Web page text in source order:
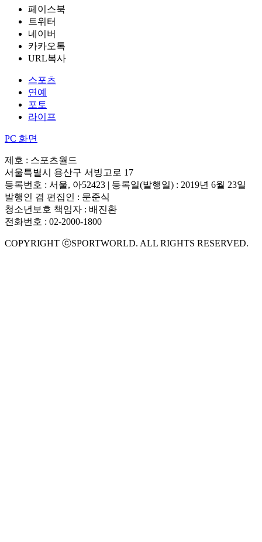
페이스북
트위터
네이버
카카오톡
URL복사
스포츠
연예
포토
라이프
PC 화면
제호 : 스포츠월드
서울특별시 용산구 서빙고로 17
등록번호 : 서울, 아52423 | 등록일(발행일) : 2019년 6월 23일
발행인 겸 편집인 : 문준식
청소년보호 책임자 : 배진환
전화번호 : 02-2000-1800
COPYRIGHT ⓒSPORTWORLD. ALL RIGHTS RESERVED.